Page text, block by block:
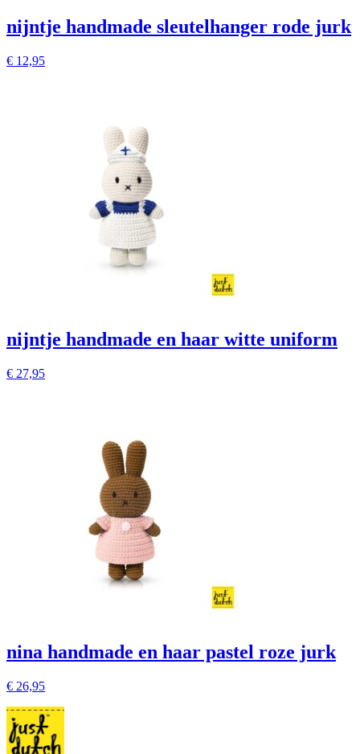
nijntje handmade sleutelhanger rode jurk
€ 12,95
nijntje handmade en haar witte uniform
€ 27,95
nina handmade en haar pastel roze jurk
€ 26,95